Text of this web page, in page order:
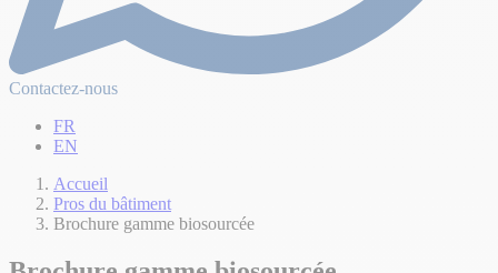
Contactez-nous
FR
EN
Accueil
Pros du bâtiment
Brochure gamme biosourcée